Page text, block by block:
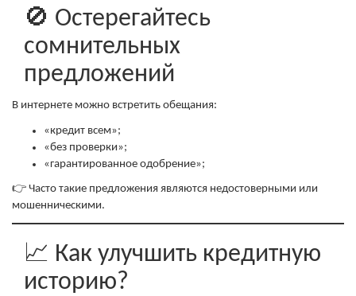
🚫 Остерегайтесь
сомнительных
предложений
В интернете можно встретить обещания:
«кредит всем»;
«без проверки»;
«гарантированное одобрение»;
👉 Часто такие предложения являются недостоверными или
мошенническими.
📈 Как улучшить кредитную
историю?